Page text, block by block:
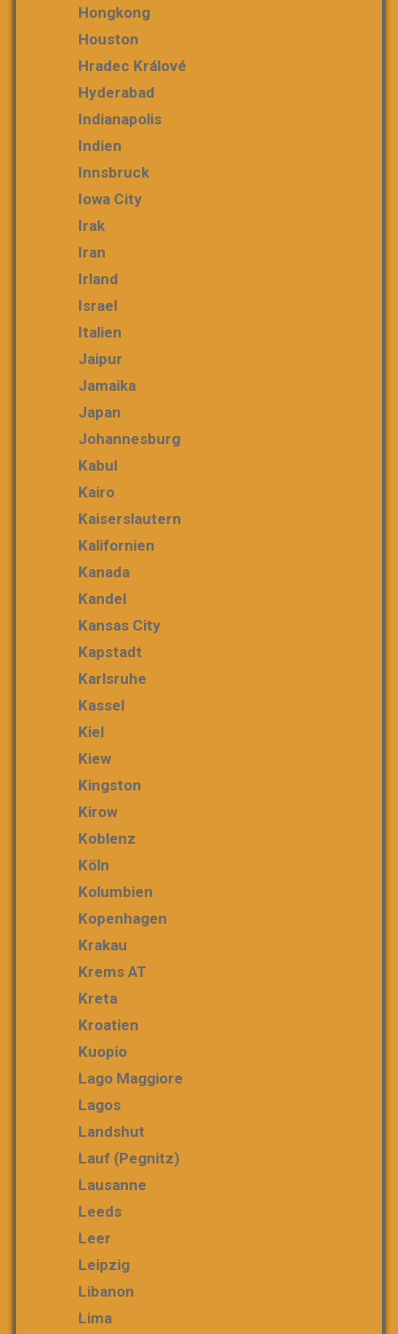
Hongkong
Houston
Hradec Králové
Hyderabad
Indianapolis
Indien
Innsbruck
Iowa City
Irak
Iran
Irland
Israel
Italien
Jaipur
Jamaika
Japan
Johannesburg
Kabul
Kairo
Kaiserslautern
Kalifornien
Kanada
Kandel
Kansas City
Kapstadt
Karlsruhe
Kassel
Kiel
Kiew
Kingston
Kirow
Koblenz
Köln
Kolumbien
Kopenhagen
Krakau
Krems AT
Kreta
Kroatien
Kuopio
Lago Maggiore
Lagos
Landshut
Lauf (Pegnitz)
Lausanne
Leeds
Leer
Leipzig
Libanon
Lima